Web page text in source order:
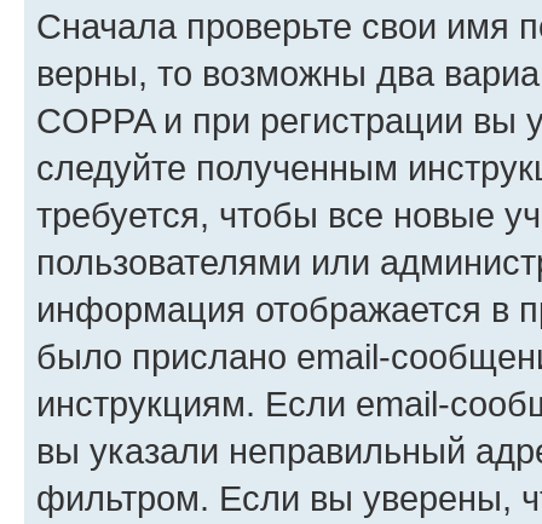
Сначала проверьте свои имя
верны, то возможны два
COPPA и при регистрации вы
следуйте полученным
требуется, чтобы все новые
пользователями или
информация отображается в
было прислано email-
инструкциям. Если email-
вы указали неправильный
фильтром. Если вы уверены,